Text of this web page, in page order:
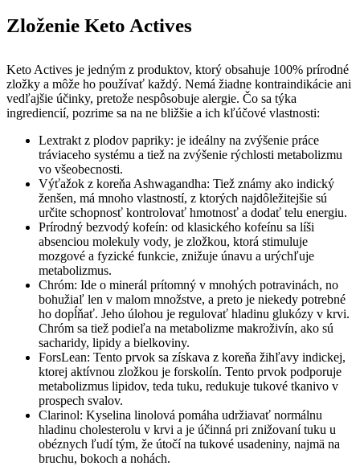
Zloženie Keto Actives
Keto Actives je jedným z produktov, ktorý obsahuje 100% prírodné
zložky a môže ho používať každý. Nemá žiadne kontraindikácie ani
vedľajšie účinky, pretože nespôsobuje alergie. Čo sa týka
ingrediencií, pozrime sa na ne bližšie a ich kľúčové vlastnosti:
Lextrakt z plodov papriky: je ideálny na zvýšenie práce
tráviaceho systému a tiež na zvýšenie rýchlosti metabolizmu
vo všeobecnosti.
Výťažok z koreňa Ashwagandha: Tiež známy ako indický
ženšen, má mnoho vlastností, z ktorých najdôležitejšie sú
určite schopnosť kontrolovať hmotnosť a dodať telu energiu.
Prírodný bezvodý kofeín: od klasického kofeínu sa líši
absenciou molekuly vody, je zložkou, ktorá stimuluje
mozgové a fyzické funkcie, znižuje únavu a urýchľuje
metabolizmus.
Chróm: Ide o minerál prítomný v mnohých potravinách, no
bohužiaľ len v malom množstve, a preto je niekedy potrebné
ho dopĺňať. Jeho úlohou je regulovať hladinu glukózy v krvi.
Chróm sa tiež podieľa na metabolizme makroživín, ako sú
sacharidy, lipidy a bielkoviny.
ForsLean: Tento prvok sa získava z koreňa žihľavy indickej,
ktorej aktívnou zložkou je forskolín. Tento prvok podporuje
metabolizmus lipidov, teda tuku, redukuje tukové tkanivo v
prospech svalov.
Clarinol: Kyselina linolová pomáha udržiavať normálnu
hladinu cholesterolu v krvi a je účinná pri znižovaní tuku u
obéznych ľudí tým, že útočí na tukové usadeniny, najmä na
bruchu, bokoch a nohách.